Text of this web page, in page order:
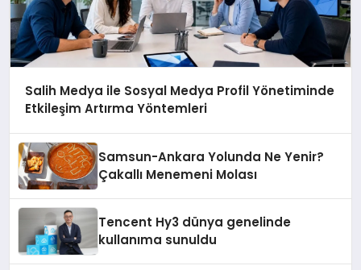
Salih Medya ile Sosyal Medya Profil Yönetiminde
Etkileşim Artırma Yöntemleri
Samsun-Ankara Yolunda Ne Yenir?
Çakallı Menemeni Molası
Tencent Hy3 dünya genelinde
kullanıma sunuldu